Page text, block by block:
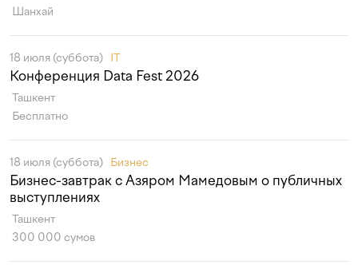
Шанхай
18 июля (суббота) IT
Конференция Data Fest 2026
Ташкент
Бесплатно
18 июля (суббота) Бизнес
Бизнес-завтрак с Азяром Мамедовым о публичных
выступлениях
Ташкент
300 000 сумов